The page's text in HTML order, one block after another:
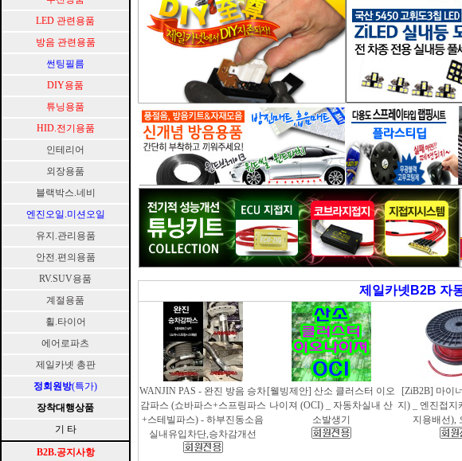
LED 관련용품
방음 관련용품
썬팅필름
DIY용품
튜닝용품
HID.전기용품
인테리어
외장용품
블랙박스.네비
엔진오일.미션오일
유지.관리용품
안전.편의용품
RV.SUV용품
계절용품
휠.타이어
에어로파츠
제일카넷 총판
정회원방(특가)
장착대행상품
기 타
B2B.공지사항
제일카넷B2B 자
WANJIN PAS - 완진 방음 승차
감파스 (쇼바파스+스프링파스
+스테빌파스) - 하부진동소음
실내유입차단,승차감개선
[웰빙제안] 산소 클러스터 이오
나이져 (OCI) _ 자동차실내 산
소발생기
[ZiB2B] 마이
지) _ 엔진접지
지용배선),